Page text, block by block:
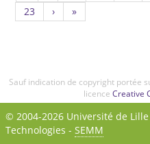
15
16
17
23Page
23
› »
Sauf indication de copyright portée
licence Creative
© 2004-2026 Université de
Technologies - SEMM